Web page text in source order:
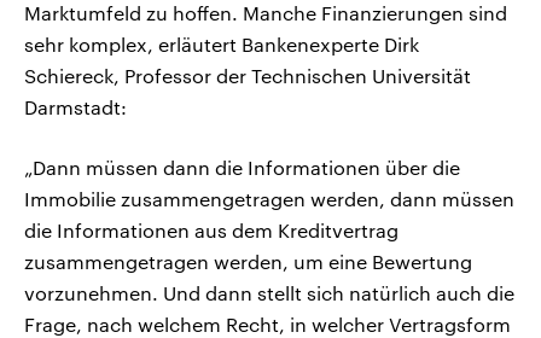
Marktumfeld zu hoffen. Manche Finanzierungen sind
sehr komplex, erläutert Bankenexperte Dirk
Schiereck, Professor der Technischen Universität
Darmstadt:
„Dann müssen dann die Informationen über die
Immobilie zusammengetragen werden, dann müssen
die Informationen aus dem Kreditvertrag
zusammengetragen werden, um eine Bewertung
vorzunehmen. Und dann stellt sich natürlich auch die
Frage, nach welchem Recht, in welcher Vertragsform